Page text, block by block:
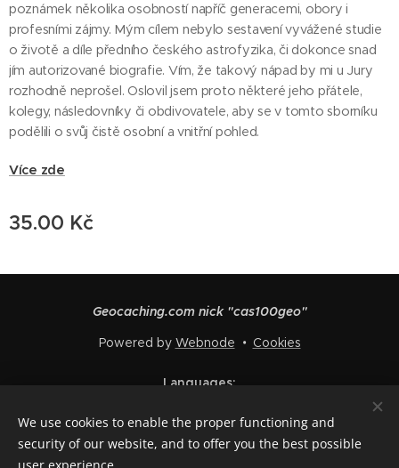
poznámek několika osobností napříč generacemi, obory i
profesními zájmy. Mým cílem nebylo sestavení vyvážené studie
o životě a díle předního českého astrofyzika, či dokonce snad
jím autorizované biografie. Vím, že takový nápad by mi u Jury
rozhodně neprošel. Oslovil jsem proto některé jeho přátele,
kolegy, následovníky či obdivovatele, aby se v tomto sborníku
podělili o svůj čistě osobní a vnitřní pohled.
Více zde
35.00 Kč
Geocaching.com nick "cas100geo"
Powered by Webnode Cookies
Languages
Italiano
We use cookies to enable the proper functioning and
security of our website, and to offer you the best possible